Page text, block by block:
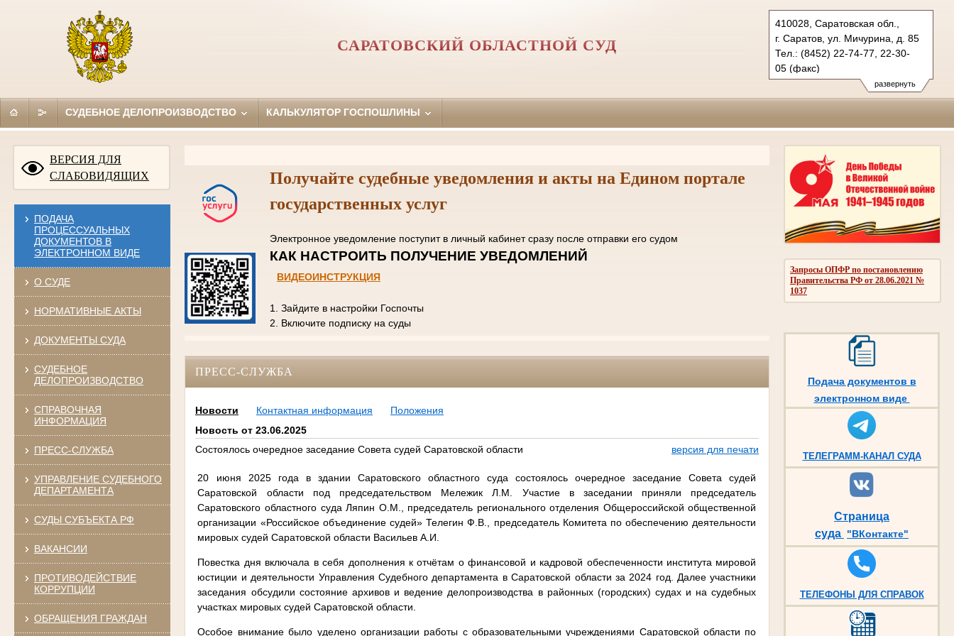
развернуть
410028, Саратовская обл.,
г. Саратов, ул. Мичурина, д. 85
Тел.: (8452) 22-74-77, 22-30-
05 (факс)
oblsud.sar@sudrf.ru
САРАТОВСКИЙ ОБЛАСТНОЙ СУД
СУДЕБНОЕ ДЕЛОПРОИЗВОДСТВО КАЛЬКУЛЯТОР ГОСПОШЛИНЫ
ВЕРСИЯ ДЛЯ
СЛАБОВИДЯЩИХ
ПОДАЧА
ПРОЦЕССУАЛЬНЫХ
ДОКУМЕНТОВ В
ЭЛЕКТРОННОМ ВИДЕ
О СУДЕ
НОРМАТИВНЫЕ АКТЫ
ДОКУМЕНТЫ СУДА
СУДЕБНОЕ
ДЕЛОПРОИЗВОДСТВО
СПРАВОЧНАЯ
ИНФОРМАЦИЯ
ПРЕСС-СЛУЖБА
УПРАВЛЕНИЕ СУДЕБНОГО
ДЕПАРТАМЕНТА
СУДЫ СУБЪЕКТА РФ
ВАКАНСИИ
ПРОТИВОДЕЙСТВИЕ
КОРРУПЦИИ
ОБРАЩЕНИЯ ГРАЖДАН
Запросы ОПФР по постановлению
Правительства РФ от 28.06.2021 №
1037
Подача документов в
электронном виде
ТЕЛЕГРАММ-КАНАЛ СУДА
Страница
суда "ВКонтакте"
ТЕЛЕФОНЫ ДЛЯ СПРАВОК
Получайте судебные уведомления и акты на Едином портале
государственных услуг
Электронное уведомление поступит в личный кабинет сразу после отправки его судом
КАК НАСТРОИТЬ ПОЛУЧЕНИЕ УВЕДОМЛЕНИЙ
ВИДЕОИНСТРУКЦИЯ
1. Зайдите в настройки Госпочты
2. Включите подписку на суды
ПРЕСС-СЛУЖБА
Новости Контактная информация
Положения
Новость от 23.06.2025
Состоялось очередное заседание Совета судей Саратовской области
версия для печати
20 июня
2025 года в здании Саратовского областного суда состоялось очередное заседание Совета судей
Саратовской области под председательством Мележик Л.М. Участие в заседании приняли председатель
Саратовского областного суда Ляпин О.М., председатель регионального отделения Общероссийской общественной
организации «Российское объединение судей» Телегин Ф.В., председатель Комитета по обеспечению деятельности
мировых судей Саратовской области Васильев А.И.
Повестка дня включала в себя дополнения к отчётам о финансовой и кадровой обеспеченности института мировой
юстиции и деятельности Управления Судебного департамента в Саратовской области за 2024 год. Далее участники
заседания обсудили состояние архивов и ведение делопроизводства в районных (городских) судах и на судебных
участках мировых судей Саратовской области.
Особое внимание было уделено организации работы с образовательными учреждениями Саратовской области по